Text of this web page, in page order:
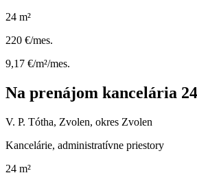
24 m²
220 €/mes.
9,17 €/m²/mes.
Na prenájom kancelária
V. P. Tótha, Zvolen, okres Zvolen
Kancelárie, administratívne priestory
24 m²